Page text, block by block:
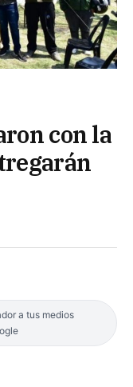
con la
a tus medios